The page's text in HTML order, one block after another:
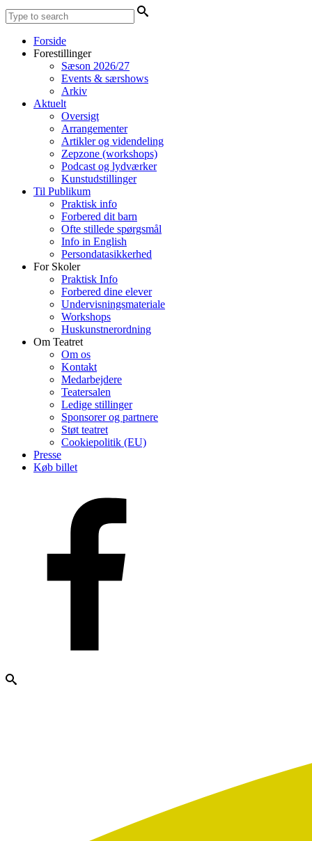
Forside
Forestillinger
Sæson 2026/27
Events & særshows
Arkiv
Aktuelt
Oversigt
Arrangementer
Artikler og videndeling
Zepzone (workshops)
Podcast og lydværker
Kunstudstillinger
Til Publikum
Praktisk info
Forbered dit barn
Ofte stillede spørgsmål
Info in English
Persondatasikkerhed
For Skoler
Praktisk Info
Forbered dine elever
Undervisningsmateriale
Workshops
Huskunstnerordning
Om Teatret
Om os
Kontakt
Medarbejdere
Teatersalen
Ledige stillinger
Sponsorer og partnere
Støt teatret
Cookiepolitik (EU)
Presse
Køb billet